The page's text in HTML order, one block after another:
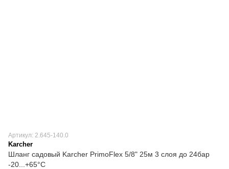
Артикул: 2.645-140.0
Karcher
Шланг садовый Karcher PrimoFlex 5/8" 25м 3 слоя до 24бар
-20...+65°C